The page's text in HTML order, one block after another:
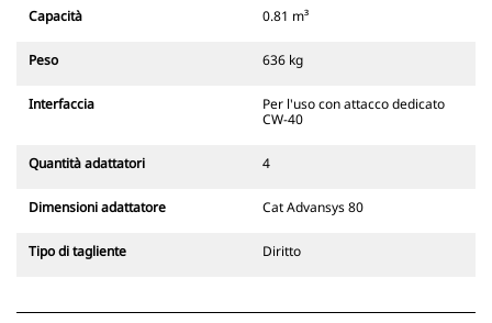
Cat sono compatibili con gli
gli escavatori gommati. Sono
larghezze per scavo di fossati.
sistema di attacco dedicato CW
fisse. Gli attacchi dedicati CW
bloccaggio a cuneo per mantenere
disponibili per tutti gli escavatori
Capacità 0.81 m³
Peso 636 kg
Interfaccia
Per l'uso con attacco dedicato
CW-40
Quantità adattatori 4
Dimensioni adattatore Cat Advansys 80
Tipo di tagliente Diritto